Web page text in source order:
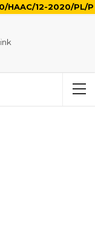
HAAC/12-2020/PL/P